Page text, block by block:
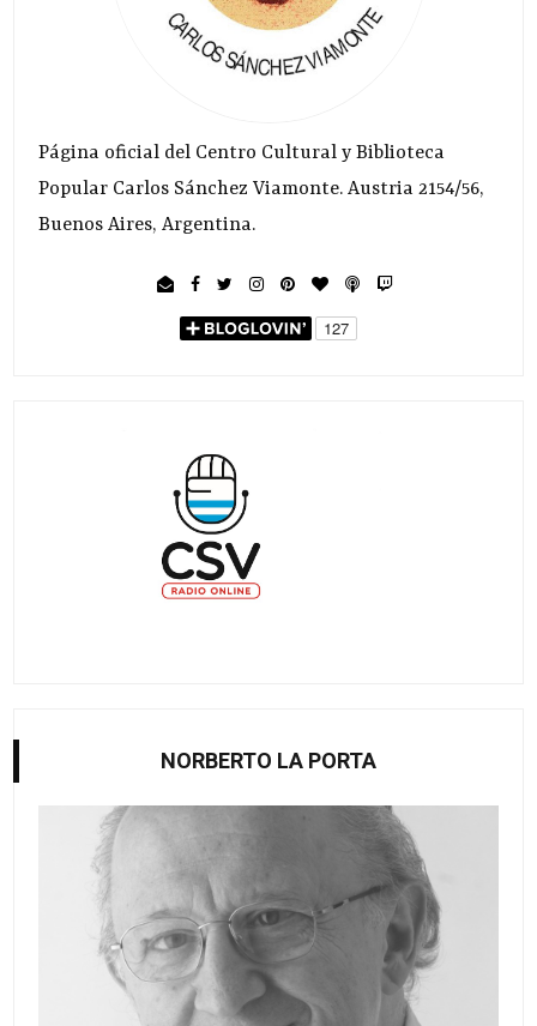
Página oficial del Centro Cultural y Biblioteca
Popular Carlos Sánchez Viamonte. Austria 2154/56,
Buenos Aires, Argentina.
NORBERTO LA PORTA